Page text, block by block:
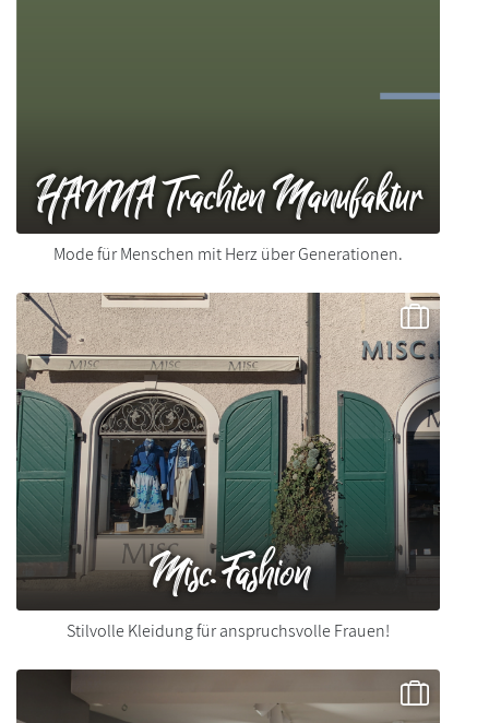
HANNA Trachten Manufaktur
Mode für Menschen mit Herz über Generationen.
Misc.Fashion
Stilvolle Kleidung für anspruchsvolle Frauen!